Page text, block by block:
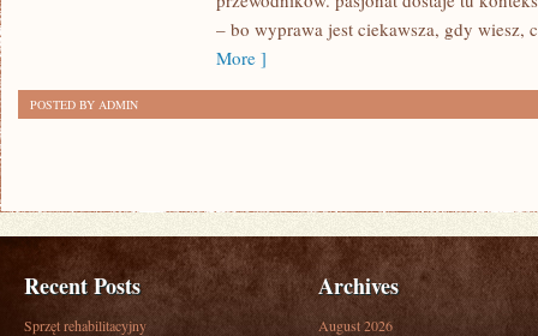
– bo wyprawa jest ciekawsza, gdy wiesz,
More ]
POSTED BY ADMIN
Recent Posts
Sprzęt rehabilitacyjny
Archives
August 2026